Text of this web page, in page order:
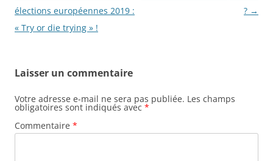
articles
élections européennes 2019 :
« Try or die trying » !
? →
Laisser un commentaire
Votre adresse e-mail ne sera pas publiée. Les champs
obligatoires sont indiqués avec *
Commentaire *